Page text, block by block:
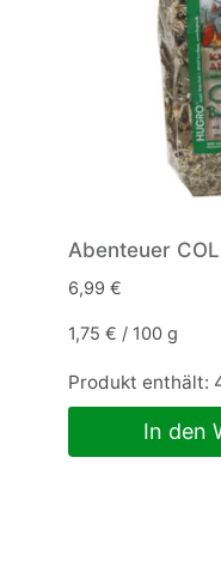
Abenteuer
6,99 €
1,75 € / 100 g
Produkt enthält:
In den